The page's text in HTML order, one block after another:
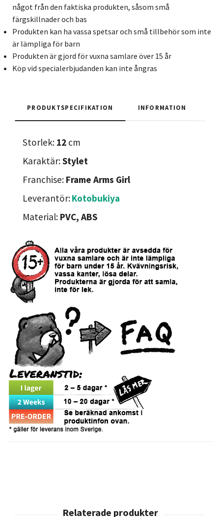
något från den faktiska produkten, såsom små
färgskillnader och bas
Produkten kan ha vassa spetsar och små tillbehör som inte
är lämpliga för barn
Produkten är gjord för vuxna samlare över 15 år
Köp vid specialerbjudanden kan inte ångras
PRODUKTSPECIFIKATION INFORMATION
Storlek: 12 cm
Karaktär:Stylet
Franchise: Frame Arms Girl
Leverantör:Kotobukiya
Material: PVC, ABS